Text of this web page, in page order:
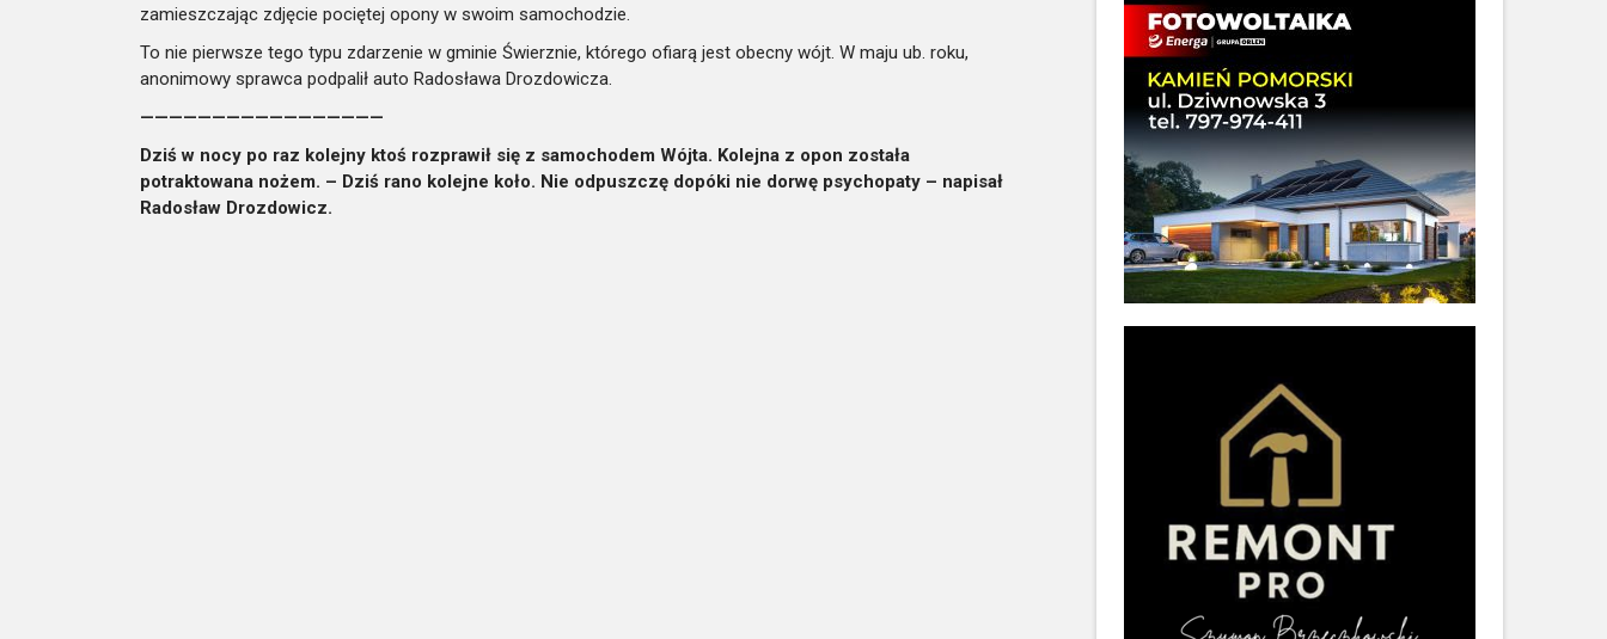
zamieszczając zdjęcie pociętej opony w swoim samochodzie.
To nie pierwsze tego typu zdarzenie w gminie Świerznie, którego ofiarą jest obecny wójt. W maju ub. roku,
anonimowy sprawca podpalił auto Radosława Drozdowicza.
—————————————————
Dziś w nocy po raz kolejny ktoś rozprawił się z samochodem Wójta. Kolejna z opon została
potraktowana nożem. – Dziś rano kolejne koło. Nie odpuszczę dopóki nie dorwę psychopaty – napisał
Radosław Drozdowicz.